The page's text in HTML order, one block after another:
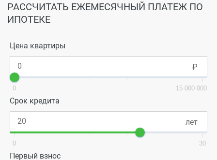
РАССЧИТАТЬ ЕЖЕМЕСЯЧНЫЙ ПЛАТЕЖ ПО
ИПОТЕКЕ
Цена квартиры
0 15 000 000
Срок кредита
0 30
Первый взнос